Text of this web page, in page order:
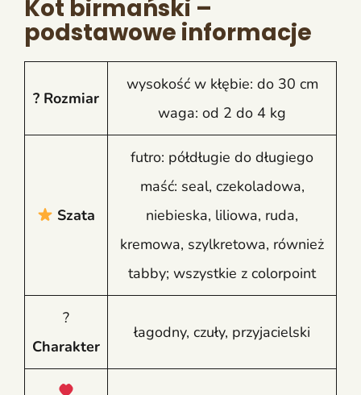
Kot birmański –
podstawowe informacje
? Rozmiar
wysokość w kłębie: do 30 cm
waga: od 2 do 4 kg
Szata
futro: półdługie do długiego
maść: seal, czekoladowa,
niebieska, liliowa, ruda,
kremowa, szylkretowa, również
tabby; wszystkie z colorpoint
?
Charakter
łagodny, czuły, przyjacielski